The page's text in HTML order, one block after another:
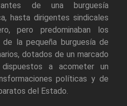
de una burguesía
hasta dirigentes sindicales
pero predominaban los
la pequeña burguesía de
dotados de un marcado
a acometer un
políticas y de
del Estado.